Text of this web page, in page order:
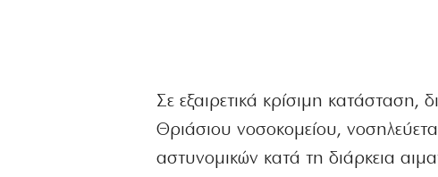
Σε εξαιρετικά κρίσιμη
Θριάσιου νοσοκομείου,
αστυνομικών κατά τη διάρκεια